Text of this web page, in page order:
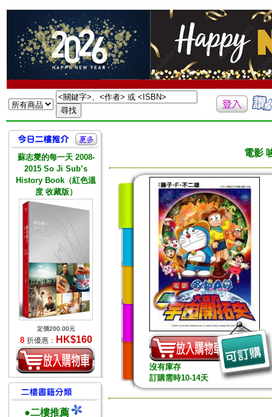
蘇志燮的每一天 2008-
2015 So Ji Sub’s
History Book（紅色溫
度 收藏版）
定價200.00元
8 折優惠： HK$160
●二樓推薦
電影
沒有庫存
訂購需時10-14天